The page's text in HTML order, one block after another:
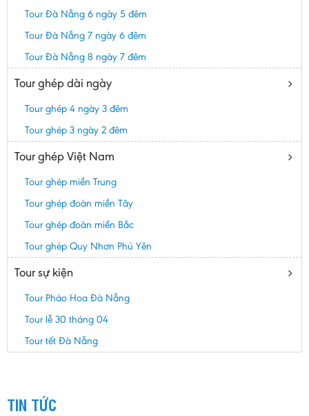
Tour Đà Nẵng 6 ngày 5 đêm
Tour Đà Nẵng 7 ngày 6 đêm
Tour Đà Nẵng 8 ngày 7 đêm
Tour ghép dài ngày
Tour ghép 4 ngày 3 đêm
Tour ghép 3 ngày 2 đêm
Tour ghép Việt Nam
Tour ghép miền Trung
Tour ghép đoàn miền Tây
Tour ghép đoàn miền Bắc
Tour ghép Quy Nhơn Phú Yên
Tour sự kiện
Tour Pháo Hoa Đà Nẵng
Tour lễ 30 tháng 04
Tour tết Đà Nẵng
TIN TỨC